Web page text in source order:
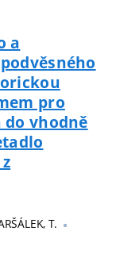
a
pro
do vhodně
T.